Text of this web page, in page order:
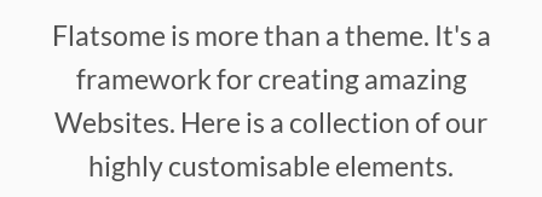
Flatsome is more than a theme. It's a
framework for creating amazing
Websites. Here is a collection of our
highly customisable elements.